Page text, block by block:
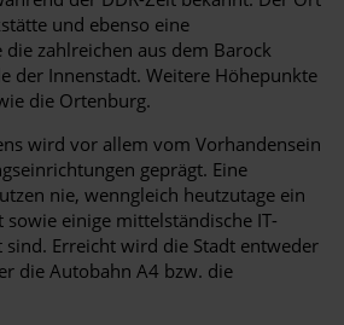
und ebenso eine
zahlreichen aus dem Barock
der Innenstadt. Weitere Höhepunkte
die Ortenburg.
wird vor allem vom Vorhandensein
geprägt. Eine
nie, wenngleich heutzutage ein
einige mittelständische IT-
Erreicht wird die Stadt entweder
die Autobahn A4 bzw. die